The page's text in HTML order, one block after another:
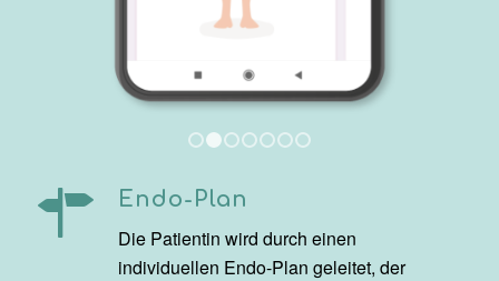
1
Endo-Plan
Die Patientin wird durch einen
individuellen Endo-Plan geleitet, der